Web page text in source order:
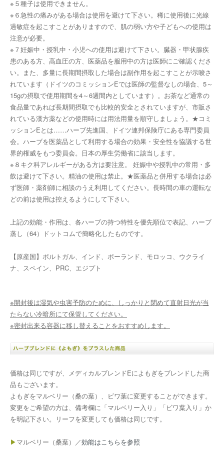
※５種子は使用できません。
※６急性の痛みがある場合は使用を避けて下さい。稀に使用後に光線
過敏症を起こすことがありますので、肌の弱い方や子どもへの使用は
注意が必要。
※７妊娠中・授乳中・小児への使用は避けて下さい。臓器・甲状腺疾
患のある方、高血圧の方、医薬品を服用中の方は医師にご確認くださ
い。また、多量に長期間摂取した場合は副作用を起こすことが示唆さ
れています（ドイツのコミッションEでは医師の監督なしの場合、5～
15gの摂取で使用期間を4～6週間内としています）。お茶など通常の
食品量であれば長期間摂取でも比較的安全とされていますが、市販さ
れている漢方薬などの使用時には用法用量を順守しましょう。★コミ
ッションEとは……ハーブ先進国、ドイツ連邦保険庁にある専門委員
会。ハーブを医薬品として利用する場合の効果・安全性を協議する世
界的権威をもつ委員会。日本の厚生労働省に該当します。
※８キク科アレルギーがある方は要注意。 妊娠中や授乳中の常用・多
飲は避けて下さい。精油の使用は禁止。★医薬品と併用する場合は必
ず医師・薬剤師に相談のうえ利用してください。長時間の車の運転な
どの前は使用は控えるようにして下さい。
上記の効能・作用は、各ハーブの持つ特性を優先順位で表記、ハーブ
蒸し（64）ドットコムで簡略化したものです。
【原産国】ポルトガル、インド、ポーランド、モロッコ、ウクライ
ナ、スペイン、PRC、エジプト
※開封後は湿気や虫害予防のために、しっかりと閉めて直射日光が当
たらない冷暗所にて保管してください。
※密封出来る容器に移し替えることをおすすめします。
価格は同じですが、メディカルブレンドEによもぎをブレンドした商
品もございます。
よもぎをマルベリー（桑の葉）、ビワ葉に変更することができます。
変更をご希望の方は、備考欄に「マルベリー入り」「ビワ葉入り」か
を明記下さい。リーフを変更しても価格は同じです。
▶マルベリー（桑葉）／効能はこちらを参照